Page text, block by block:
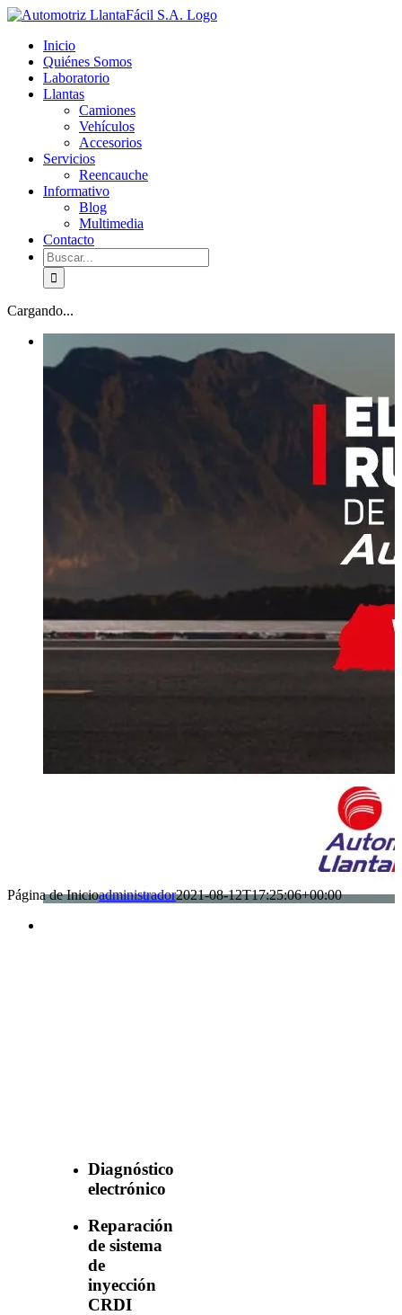
Skip
content
facebook
youtube
Inicio
Quiénes Somos
Laboratorio
Llantas
Camiones
Vehículos
Accesorios
Servicios
Reencauche
Informativo
Blog
Multimedia
Contacto
Buscar:
Cargando...
Página de Inicioadministrador2021-08-12T17:25:06+00:00
Diagnóstico
electrónico
Reparación
de sistema
de
inyección
CRDI